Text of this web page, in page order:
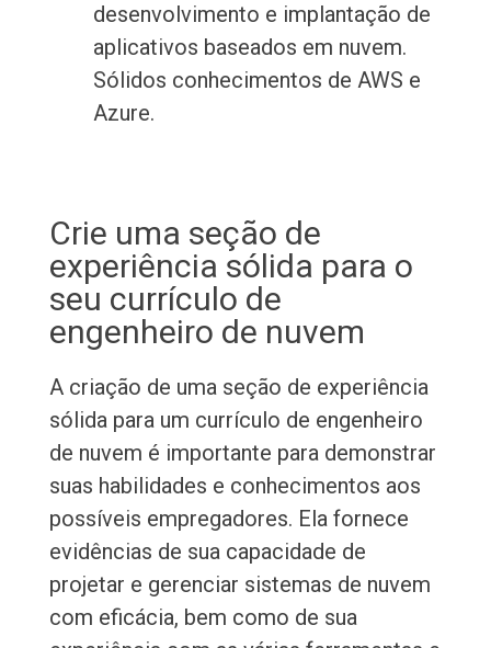
desenvolvimento e implantação de
aplicativos baseados em nuvem.
Sólidos conhecimentos de AWS e
Azure.
Crie uma seção de
experiência sólida para o
seu currículo de
engenheiro de nuvem
A criação de uma seção de experiência
sólida para um currículo de engenheiro
de nuvem é importante para demonstrar
suas habilidades e conhecimentos aos
possíveis empregadores. Ela fornece
evidências de sua capacidade de
projetar e gerenciar sistemas de nuvem
com eficácia, bem como de sua